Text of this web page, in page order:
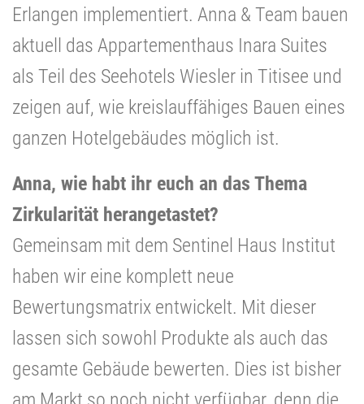
Erlangen implementiert. Anna & Team bauen
aktuell das Appartementhaus Inara Suites
als Teil des Seehotels Wiesler in Titisee und
zeigen auf, wie kreislauffähiges Bauen eines
ganzen Hotelgebäudes möglich ist.
Anna, wie habt ihr euch an das Thema
Zirkularität herangetastet?
Gemeinsam mit dem Sentinel Haus Institut
haben wir eine komplett neue
Bewertungsmatrix entwickelt. Mit dieser
lassen sich sowohl Produkte als auch das
gesamte Gebäude bewerten. Dies ist bisher